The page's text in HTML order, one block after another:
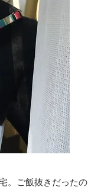
。ご飯抜きだったの